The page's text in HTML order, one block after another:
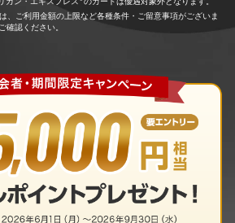
、ご利用金額の上限など各種条件・ご留意事項がございま
確認ください。